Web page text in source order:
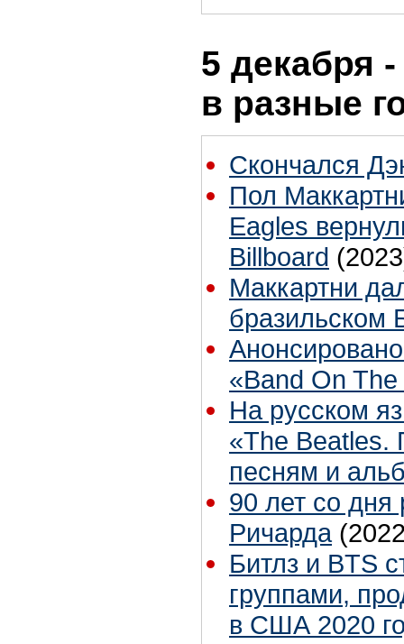
5 декабря
в разные
Скончался
Пол
Eagles
Billboard
Маккартни
бразильском
«Band On
На русском
«The Beatles.
песням и
90 лет со дня
Ричарда
Битлз и BTS
группами,
в США 2020